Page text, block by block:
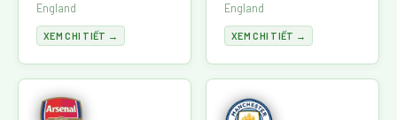
England
XEM CHI TIẾT →
England
XEM CHI TIẾT →